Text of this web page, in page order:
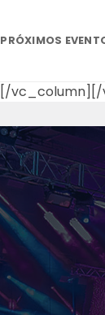
PRÓXIMOS
vc_column][/